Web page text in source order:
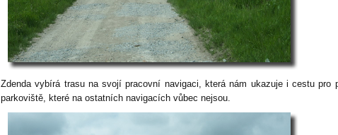
Zdenda vybírá trasu na svojí pracovní navigaci, která nám ukazuje i cestu pro
parkoviště, které na ostatních navigacích vůbec nejsou.